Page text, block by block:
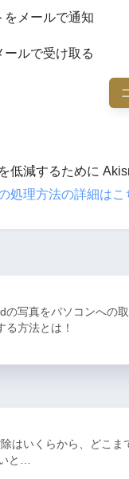
をメールで通知
ールで受け取る
低減するために
処理方法の詳細はこ
の写真をパソコンへの
る方法とは！
はいくらから、どこま
と…